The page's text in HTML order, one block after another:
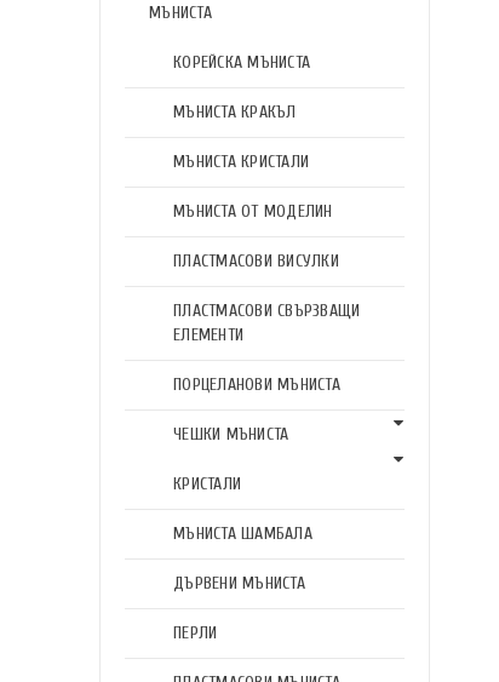
МЪНИСТА
КОРЕЙСКА МЪНИСТА
МЪНИСТА КРАКЪЛ
МЪНИСТА КРИСТАЛИ
МЪНИСТА ОТ МОДЕЛИН
ПЛАСТМАСОВИ ВИСУЛКИ
ПЛАСТМАСОВИ СВЪРЗВАЩИ
ЕЛЕМЕНТИ
ПОРЦЕЛАНОВИ МЪНИСТА
ЧЕШКИ МЪНИСТА
КРИСТАЛИ
МЪНИСТА ШАМБАЛА
ДЪРВЕНИ МЪНИСТА
ПЕРЛИ